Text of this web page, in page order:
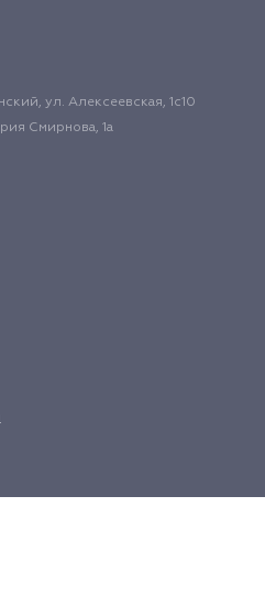
ул. Алексеевская, 1с10
Смирнова, 1а